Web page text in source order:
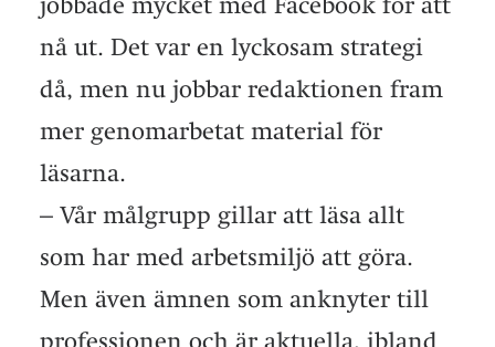
nå ut. Det var en lyckosam strategi
då, men nu jobbar redaktionen fram
mer genomarbetat material för
läsarna.
– Vår målgrupp gillar att läsa allt
som har med arbetsmiljö att göra.
Men även ämnen som anknyter till
professionen och är aktuella, ibland